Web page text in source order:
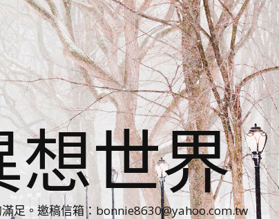
想世界
足。邀稿信箱：bonnie8630@yahoo.com.tw